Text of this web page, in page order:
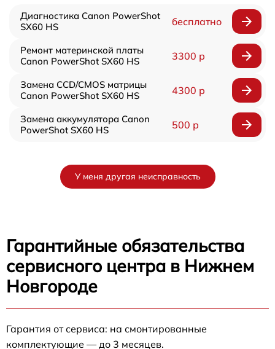
Диагностика Canon PowerShot
SX60 HS
бесплатно
Ремонт материнской платы
Canon PowerShot SX60 HS
3300 р
Замена CCD/CMOS матрицы
Canon PowerShot SX60 HS
4300 р
Замена аккумулятора Canon
PowerShot SX60 HS
500 р
У меня другая неисправность
Гарантийные обязательства
сервисного центра в Нижнем
Новгороде
Гарантия от сервиса: на смонтированные
комплектующие — до 3 месяцев.